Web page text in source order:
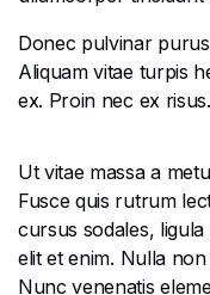
Donec pulvinar
Aliquam vitae turpis
ex. Proin nec ex risus.
Ut vitae massa a
Fusce quis rutrum
cursus sodales,
elit et enim. Nulla
Nunc venenatis